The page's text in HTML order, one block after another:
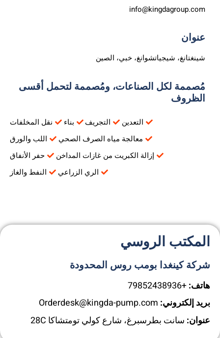
info@kingdagroup.com
عنوان
شينغتانغ، شيجياتشوانغ، خبي، الصين
مُصممة لكل الصناعات، ومُصممة لتحمل أقسى
الظروف
التعدين التجريف بناء
نقل المخلفات
معالجة مياه الصرف الصحي
اللب والورق
إزالة الكبريت من غازات المداخن
حفر الأنفاق
الري الزراعي
النفط والغاز
المكتب الروسي
شركة كينغدا بومب روس المحدودة
هاتف:+79852438936
بريد إلكتروني:
عنوان: سانت بطرسبرغ، شارع كولي تومتشاكا 28C